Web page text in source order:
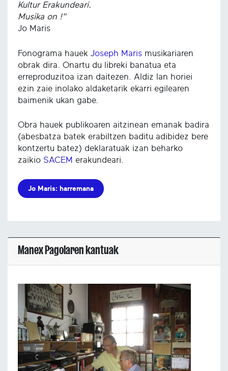
Kultur Erakundeari.
Musika on !"
Jo Maris
Fonograma hauek Joseph Maris musikariaren
obrak dira. Onartu du libreki banatua eta
erreproduzitoa izan daitezen. Aldiz lan horiei
ezin zaie inolako aldaketarik ekarri egilearen
baimenik ukan gabe.
Obra hauek publikoaren aitzinean emanak badira
(abesbatza batek erabiltzen baditu adibidez bere
kontzertu batez) deklaratuak izan beharko
zaikio SACEM erakundeari.
Jo Maris: harremana
Manex Pagolaren kantuak